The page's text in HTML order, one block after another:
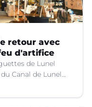
retour avec
d'artifice
de Lunel
Canal de Lunel